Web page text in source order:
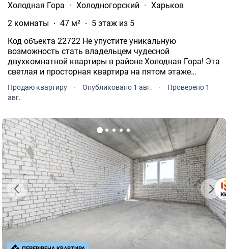
Холодная Гора · Холодногорский · Харьков
2 комнаты
47 м²
5 этаж из 5
Код объекта 22722 Не упустите уникальную
возможность стать владельцем чудесной
двухкомнатной квартиры в районе Холодная Гора! Эта
светлая и просторная квартира на пятом этаже
пятиэтажного дома с капитальным ремонтом ждет
вас.
Продаю квартиру · Опубликовано 1 авг. ·
Проверено 1
авг.